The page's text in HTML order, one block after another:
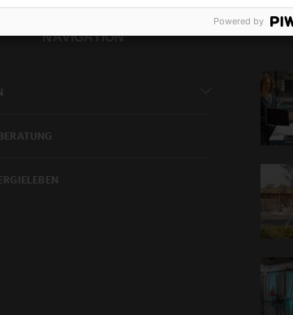
NAVIGATION
Powered by